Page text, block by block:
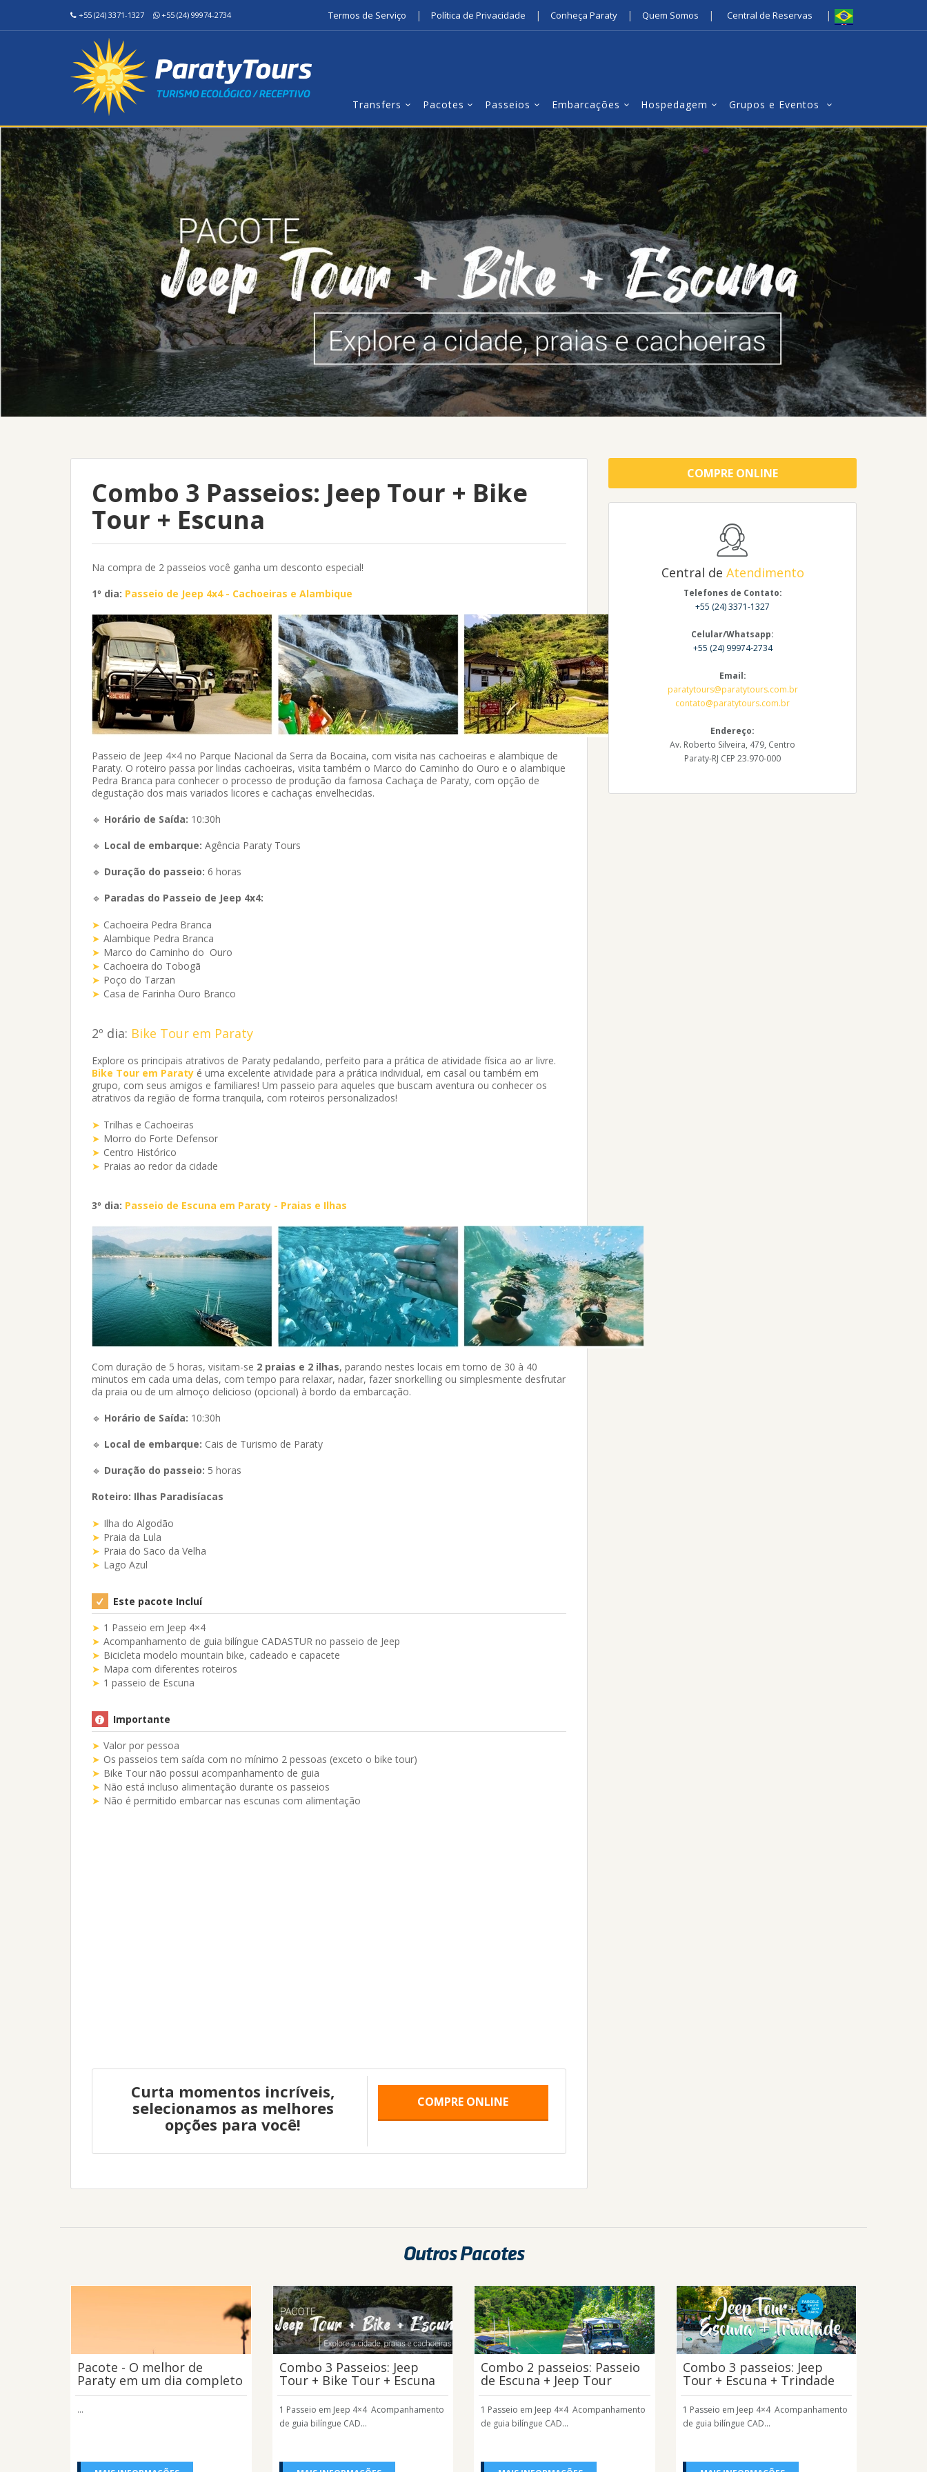
+55 (24) 3371-1327 +55 (24) 99974-2734 Termos de Serviço | Política de Privacidade | Conheça Paraty | Quem Somos | Central de Reservas |
Transfers Pacotes Passeios Embarcações Hospedagem Grupos e Eventos
Combo 3 Passeios: Jeep Tour + Bike
Tour + Escuna
Na compra de 2 passeios você ganha um desconto especial!
1º dia: Passeio de Jeep 4x4 - Cachoeiras e Alambique
Passeio de Jeep 4×4 no Parque Nacional da Serra da Bocaina, com visita nas cachoeiras e alambique de
Paraty. O roteiro passa por lindas cachoeiras, visita também o Marco do Caminho do Ouro e o alambique
Pedra Branca para conhecer o processo de produção da famosa Cachaça de Paraty, com opção de
degustação dos mais variados licores e cachaças envelhecidas.
🔹 Horário de Saída: 10:30h
🔹 Local de embarque: Agência Paraty Tours
🔹 Duração do passeio: 6 horas
🔹 Paradas do Passeio de Jeep 4x4:
Cachoeira Pedra Branca
Alambique Pedra Branca
Marco do Caminho do Ouro
Cachoeira do Tobogã
Poço do Tarzan
Casa de Farinha Ouro Branco
2º dia: Bike Tour em Paraty
Explore os principais atrativos de Paraty pedalando, perfeito para a prática de atividade física ao ar livre.
Bike Tour em Paraty é uma excelente atividade para a prática individual, em casal ou também em
grupo, com seus amigos e familiares! Um passeio para aqueles que buscam aventura ou conhecer os
atrativos da região de forma tranquila, com roteiros personalizados!
Trilhas e Cachoeiras
Morro do Forte Defensor
Centro Histórico
Praias ao redor da cidade
3º dia: Passeio de Escuna em Paraty - Praias e Ilhas
Com duração de 5 horas, visitam-se 2 praias e 2 ilhas, parando nestes locais em torno de 30 à 40
minutos em cada uma delas, com tempo para relaxar, nadar, fazer snorkelling ou simplesmente desfrutar
da praia ou de um almoço delicioso (opcional) à bordo da embarcação.
🔹 Horário de Saída: 10:30h
🔹 Local de embarque: Cais de Turismo de Paraty
🔹 Duração do passeio: 5 horas
Roteiro: Ilhas Paradisíacas
Ilha do Algodão
Praia da Lula
Praia do Saco da Velha
Lago Azul
Este pacote Incluí
1 Passeio em Jeep 4×4
Acompanhamento de guia bilíngue CADASTUR no passeio de Jeep
Bicicleta modelo mountain bike, cadeado e capacete
Mapa com diferentes roteiros
1 passeio de Escuna
Importante
Valor por pessoa
Os passeios tem saída com no mínimo 2 pessoas (exceto o bike tour)
Bike Tour não possui acompanhamento de guia
Não está incluso alimentação durante os passeios
Não é permitido embarcar nas escunas com alimentação
Curta momentos incríveis,
selecionamos as melhores
opções para você!
COMPRE ONLINE
COMPRE ONLINE
Central de Atendimento
Telefones de Contato:
+55 (24) 3371-1327
Celular/Whatsapp:
+55 (24) 99974-2734
Email:
paratytours@paratytours.com.br
contato@paratytours.com.br
Endereço:
Av. Roberto Silveira, 479, Centro
Paraty-RJ CEP 23.970-000
Outros Pacotes
Pacote - O melhor de
Paraty em um dia completo
...
Combo 3 Passeios: Jeep
Tour + Bike Tour + Escuna
1 Passeio em Jeep 4×4 Acompanhamento
de guia bilíngue CAD...
Combo 2 passeios: Passeio
de Escuna + Jeep Tour
1 Passeio em Jeep 4×4 Acompanhamento
de guia bilíngue CAD...
Combo 3 passeios: Jeep
Tour + Escuna + Trindade
1 Passeio em Jeep 4×4 Acompanhamento
de guia bilíngue CAD...